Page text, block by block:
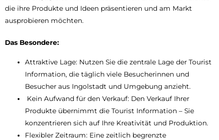
die ihre Produkte und Ideen präsentieren und am Markt
ausprobieren möchten.
Das Besondere:
Attraktive Lage: Nutzen Sie die zentrale Lage der Tourist
Information, die täglich viele Besucherinnen und
Besucher aus Ingolstadt und Umgebung anzieht.
Kein Aufwand für den Verkauf: Den Verkauf Ihrer
Produkte übernimmt die Tourist Information – Sie
konzentrieren sich auf Ihre Kreativität und Produktion.
Flexibler Zeitraum: Eine zeitlich begrenzte